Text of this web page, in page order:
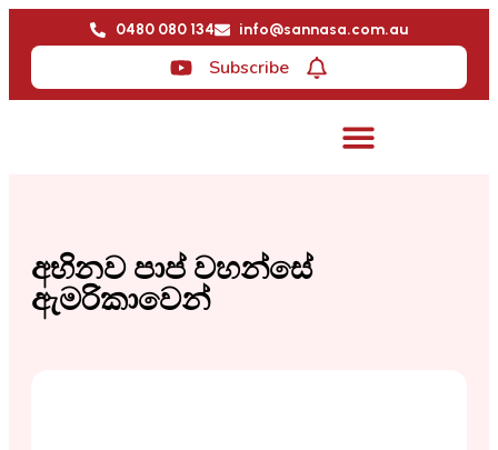
0480 080 134 info@sannasa.com.au
Subscribe
අභිනව පාප් වහන්සේ
ඇමරිකාවෙන්